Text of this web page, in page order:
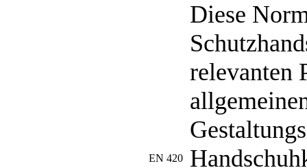
EN 420
Diese
relevanten